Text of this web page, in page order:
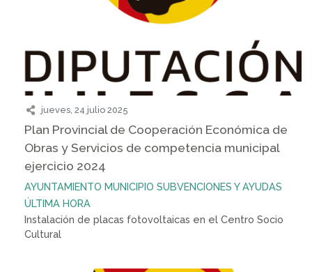
jueves, 24 julio 2025
Plan Provincial de Cooperación Económica de
Obras y Servicios de competencia municipal
ejercicio 2024
AYUNTAMIENTO MUNICIPIO SUBVENCIONES Y AYUDAS
ÚLTIMA HORA
Instalación de placas fotovoltaicas en el Centro Socio
Cultural